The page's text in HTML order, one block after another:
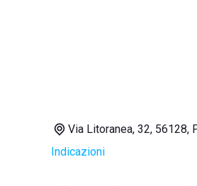
Via Litoranea, 32, 56128,
Indicazioni